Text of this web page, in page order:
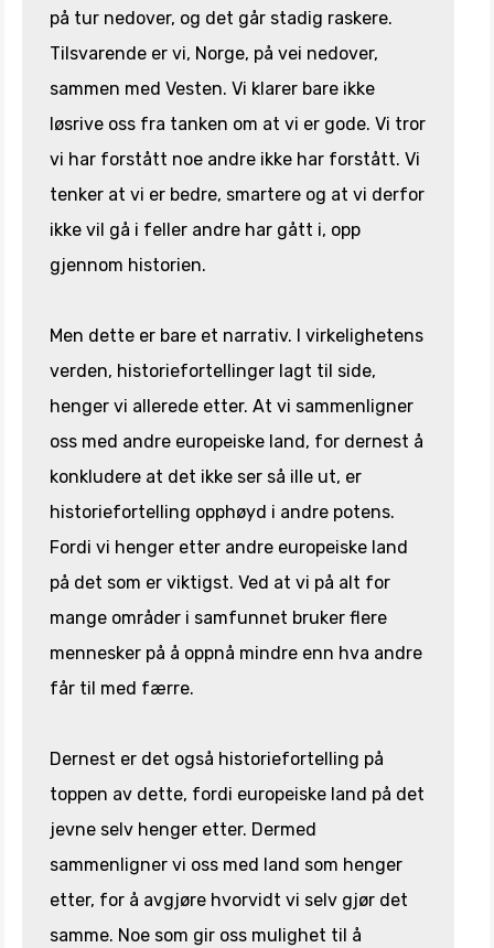
på tur nedover, og det går stadig raskere.
Tilsvarende er vi, Norge, på vei nedover,
sammen med Vesten. Vi klarer bare ikke
løsrive oss fra tanken om at vi er gode. Vi tror
vi har forstått noe andre ikke har forstått. Vi
tenker at vi er bedre, smartere og at vi derfor
ikke vil gå i feller andre har gått i, opp
gjennom historien.
Men dette er bare et narrativ. I virkelighetens
verden, historiefortellinger lagt til side,
henger vi allerede etter. At vi sammenligner
oss med andre europeiske land, for dernest å
konkludere at det ikke ser så ille ut, er
historiefortelling opphøyd i andre potens.
Fordi vi henger etter andre europeiske land
på det som er viktigst. Ved at vi på alt for
mange områder i samfunnet bruker flere
mennesker på å oppnå mindre enn hva andre
får til med færre.
Dernest er det også historiefortelling på
toppen av dette, fordi europeiske land på det
jevne selv henger etter. Dermed
sammenligner vi oss med land som henger
etter, for å avgjøre hvorvidt vi selv gjør det
samme. Noe som gir oss mulighet til å